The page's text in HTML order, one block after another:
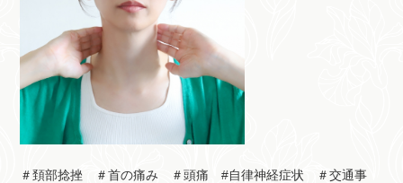
＃頚部捻挫 ＃首の痛み ＃頭痛 #自律神経症状 ＃交通事